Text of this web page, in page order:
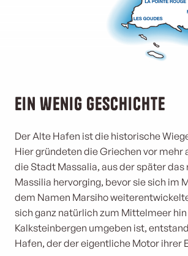
Ein wenig Geschichte
Der Alte Hafen ist die historische
Hier gründeten die Griechen vor mehr
die Stadt Massalia, aus der später das
Massilia hervorging, bevor sie sich im
dem Namen Marsiho
sich ganz natürlich zum Mittelmeer
Kalksteinbergen umgeben ist,
Hafen, der der eigentliche Motor ihrer